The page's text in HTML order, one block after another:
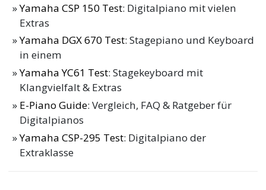
Yamaha CSP 150 Test: Digitalpiano mit vielen
Extras
Yamaha DGX 670 Test: Stagepiano und Keyboard
in einem
Yamaha YC61 Test: Stagekeyboard mit
Klangvielfalt & Extras
E-Piano Guide: Vergleich, FAQ & Ratgeber für
Digitalpianos
Yamaha CSP-295 Test: Digitalpiano der
Extraklasse